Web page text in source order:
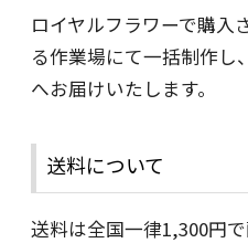
ロイヤルフラワーで購入
る作業場にて一括制作し
へお届けいたします。
送料について
送料は全国一律1,300円で